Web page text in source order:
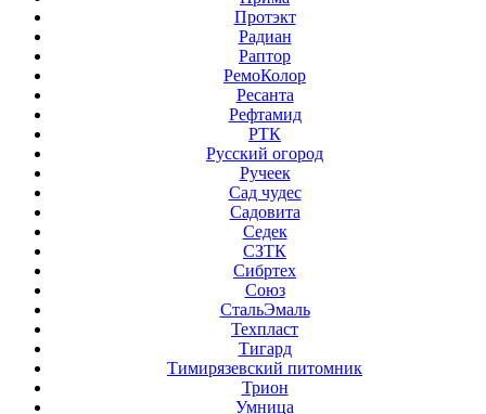
Протэкт
Радиан
Раптор
РемоКолор
Ресанта
Рефтамид
РТК
Русский огород
Ручеек
Сад чудес
Садовита
Седек
СЗТК
Сибртех
Союз
СтальЭмаль
Техпласт
Тигард
Тимирязевский питомник
Трион
Умница